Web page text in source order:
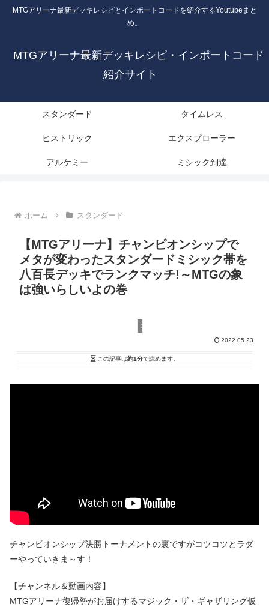
MTGアリーナ最新デッキレシピとインポートコードを紹介するYoutubeまと
め。
MTGアリーナ最新デッキレシピ・インポートコード
紹介サイト
スタンダード タイムレス
ヒストリック エクスプローラー
アルケミー ミシック到達
ホーム スタンダード
【MTGアリーナ】チャンピオンシップで
メタが変わったスタンダードミシック帯を
八百長デッキでランクマッチ!～MTGの象
は強いらしいよの巻
スタンダード
2022.05.23
この記事は約1分で読めます。
チャンピオンシップ決勝トーナメントの裏ですがコツコツとラダ
ーやっていきま～す！
【チャンネル＆動画内容】
MTGアリーナ復帰勢がお届けするマジック・ザ・ギャザリング仮